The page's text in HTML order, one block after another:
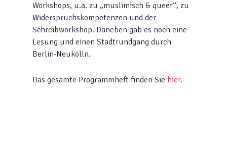
Workshops, u.a. zu „muslimisch & queer“, zu
Widerspruchskompetenzen und der
Schreibworkshop. Daneben gab es noch eine
Lesung und einen Stadtrundgang durch
Berlin-Neukölln.
Das gesamte Programmheft finden Sie hier.